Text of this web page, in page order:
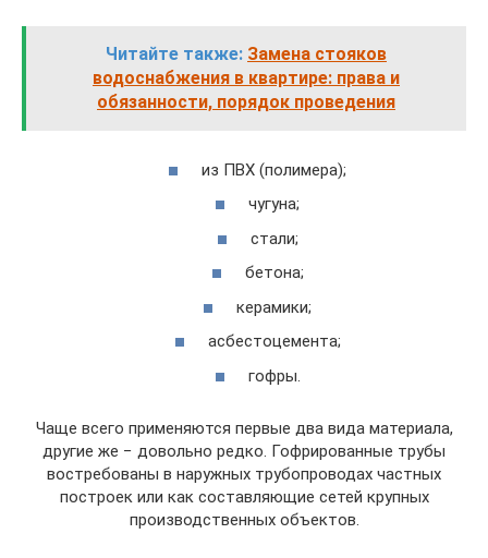
Читайте также: Замена стояков
водоснабжения в квартире: права и
обязанности, порядок проведения
из ПВХ (полимера);
чугуна;
стали;
бетона;
керамики;
асбестоцемента;
гофры.
Чаще всего применяются первые два вида материала,
другие же − довольно редко. Гофрированные трубы
востребованы в наружных трубопроводах частных
построек или как составляющие сетей крупных
производственных объектов.